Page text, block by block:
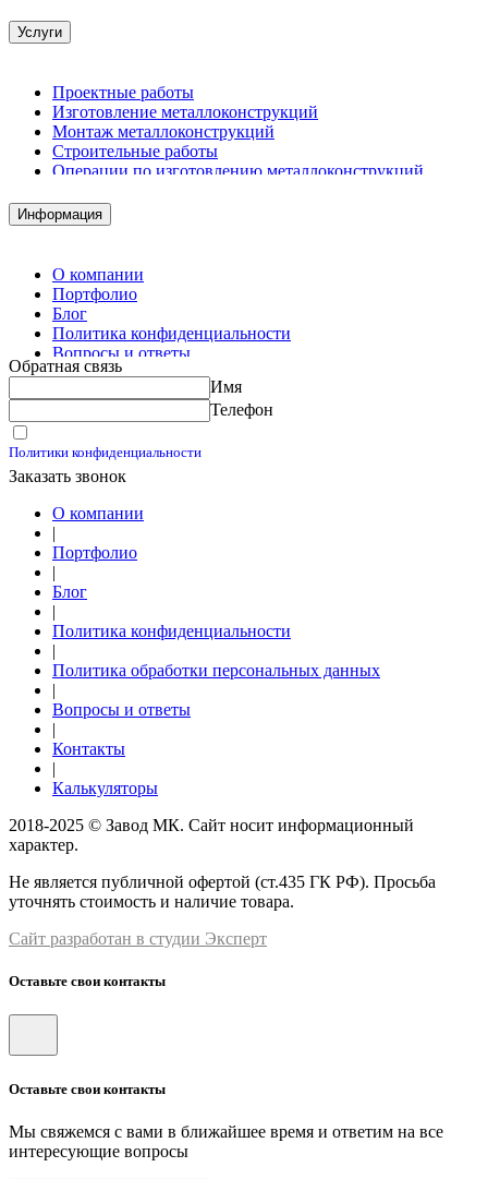
Услуги
Проектные работы
Изготовление металлоконструкций
Монтаж металлоконструкций
Строительные работы
Операции по изготовлению металлоконструкций
Комплектация металлопроката
Изготовление винтовых свай
Информация
О компании
Портфолио
Блог
Политика конфиденциальности
Вопросы и ответы
Контакты
Обратная связь
Имя
Телефон
Политики конфиденциальности
Заказать звонок
О компании
|
Портфолио
|
Блог
|
Политика конфиденциальности
|
Политика обработки персональных данных
|
Вопросы и ответы
|
Контакты
|
Калькуляторы
2018-2025 © Завод МК. Сайт носит информационный
характер.
Не является публичной офертой (ст.435 ГК РФ). Просьба
уточнять стоимость и наличие товара.
Сайт разработан в студии Эксперт
Оставьте свои контакты
Оставьте свои контакты
Мы свяжемся с вами в ближайшее время и ответим на все
интересующие вопросы